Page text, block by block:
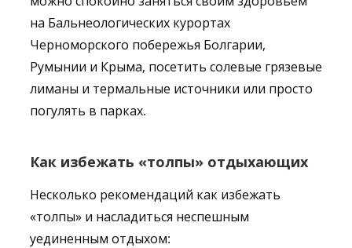
на Бальнеологических курортах
Черноморского побережья Болгарии,
Румынии и Крыма, посетить солевые грязевые
лиманы и термальные источники или просто
погулять в парках.
Как избежать «толпы» отдыхающих
Несколько рекомендаций как избежать
«толпы» и насладиться неспешным
уединенным отдыхом: